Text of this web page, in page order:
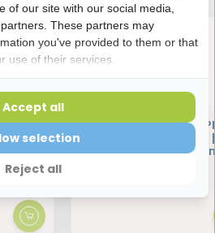
ml
Interprox Plus Micro
Groen | 18 ragers |
of our site with our social media,
These partners may
you've provided to them or that
use of their services.
Reject all
selection
Accept all